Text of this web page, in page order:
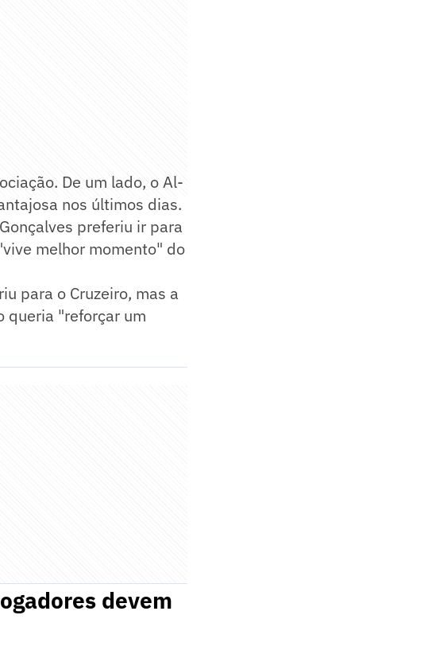
De um lado, o Al-
nos últimos dias.
preferiu ir para
melhor momento" do
para o Cruzeiro, mas a
queria "reforçar um
devem